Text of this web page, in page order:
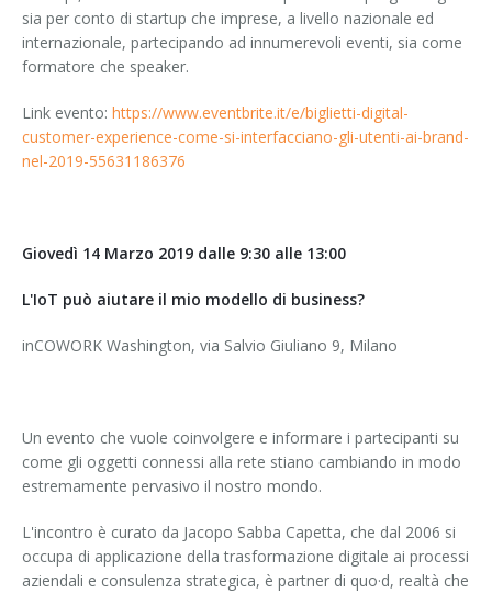
sia per conto di startup che imprese, a livello nazionale ed
internazionale, partecipando ad innumerevoli eventi, sia come
formatore che speaker.
Link evento: https://www.eventbrite.it/e/biglietti-digital-
customer-experience-come-si-interfacciano-gli-utenti-ai-brand-
nel-2019-55631186376
Giovedì 14 Marzo 2019 dalle 9:30 alle 13:00
L'IoT può aiutare il mio modello di business?
inCOWORK Washington, via Salvio Giuliano 9, Milano
Un evento che vuole coinvolgere e informare i partecipanti su
come gli oggetti connessi alla rete stiano cambiando in modo
estremamente pervasivo il nostro mondo.
L'incontro è curato da Jacopo Sabba Capetta, che dal 2006 si
occupa di applicazione della trasformazione digitale ai processi
aziendali e consulenza strategica, è partner di quo·d, realtà che